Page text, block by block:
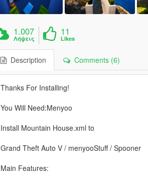
1.007
Λήψεις
11
Likes
Description Comments (6)
Thanks For Installing!
You Will Need:Menyoo
Install Mountain House.xml to
Grand Theft Auto V / menyooStuff / Spooner
Main Features: